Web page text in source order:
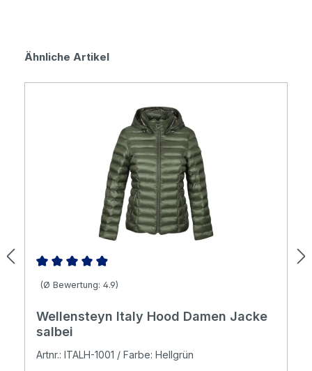
Produktgalerie überspringen
Ähnliche Artikel
Durchschnittliche Bewertung von 4.88 von 5 Sternen
(Ø Bewertung: 4.9)
Wellensteyn Italy Hood Damen Jacke
salbei
Artnr.: ITALH-1001 / Farbe: Hellgrün